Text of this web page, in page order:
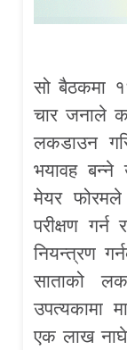
सो बैठकमा
चार जनाले
लकडाउन
भयावह बन्ने
मेयर फोरमले
परीक्षण गर्न
नियन्त्रण
साताको
उपत्यकामा
एक लाख